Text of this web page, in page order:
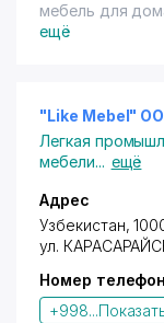
мебель для
мебель для
Изготовление
Корпусная
Кухни
Шкафы-купе
Спальни
Детские
ещё
"Like Mebel"
Легкая
мебели... ещё
Адрес
Узбекистан,
ул.
Номер
+998...